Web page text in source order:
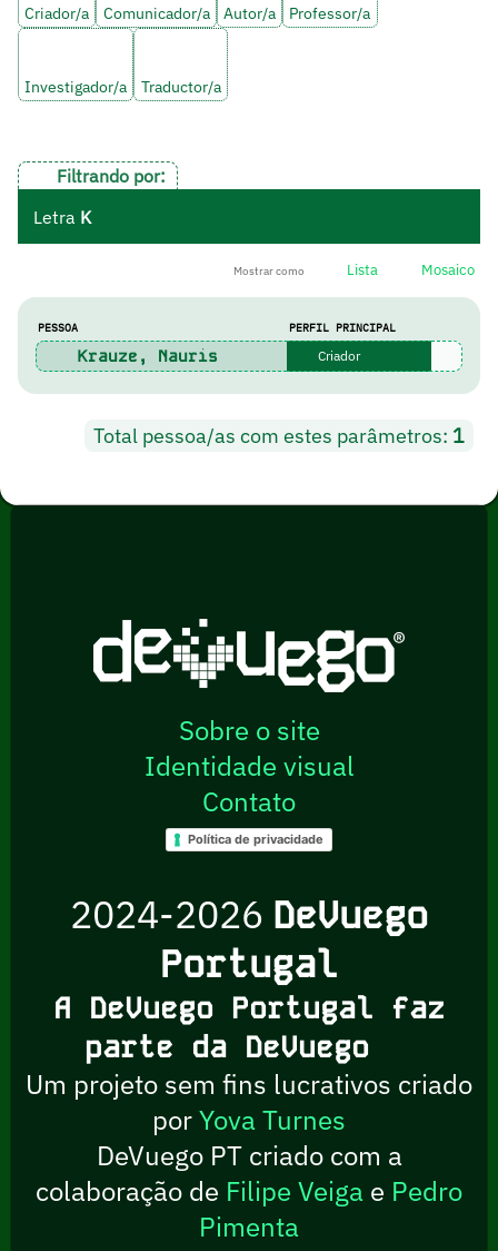
Criador/a Comunicador/a Autor/a Professor/a
Investigador/a Traductor/a
Filtrando por:
Letra K
Mostrar como Lista Mosaico
PESSOA PERFIL PRINCIPAL
Krauze, Nauris Criador
Total pessoa/as com estes parâmetros: 1
Sobre o site
Identidade visual
Contato
Política de privacidade
2024-2026 DeVuego
Portugal
A DeVuego Portugal faz
parte da DeVuego
Um projeto sem fins lucrativos criado
porYova Turnes
DeVuego PT criado com a
colaboração de Filipe Veiga e Pedro
Pimenta